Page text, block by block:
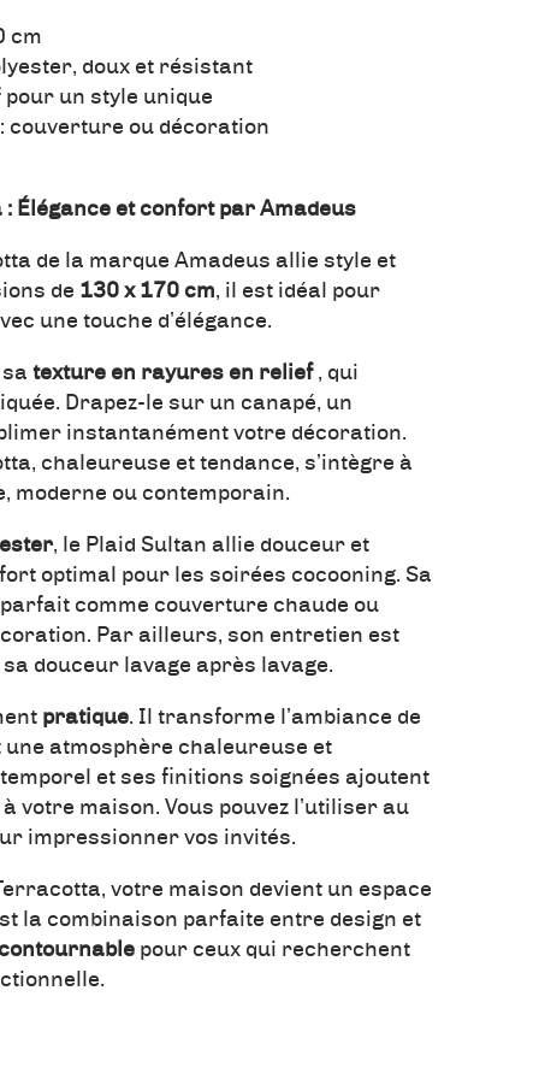
cm
doux et résistant
pour un style unique
couverture ou décoration
Élégance et confort par Amadeus
de la marque Amadeus allie style et
de 130 x 170 cm, il est idéal pour
une touche d’élégance.
texture en rayures en relief, qui
Drapez-le sur un canapé, un
instantanément votre décoration.
chaleureuse et tendance, s’intègre à
moderne ou contemporain.
, le Plaid Sultan allie douceur et
optimal pour les soirées cocooning. Sa
comme couverture chaude ou
Par ailleurs, son entretien est
douceur lavage après lavage.
pratique. Il transforme l’ambiance de
atmosphère chaleureuse et
et ses finitions soignées ajoutent
votre maison. Vous pouvez l’utiliser au
impressionner vos invités.
votre maison devient un espace
la combinaison parfaite entre design et
pour ceux qui recherchent